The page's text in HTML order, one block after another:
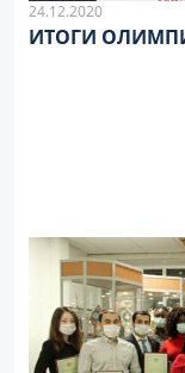
24.12.2020
ИТОГИ